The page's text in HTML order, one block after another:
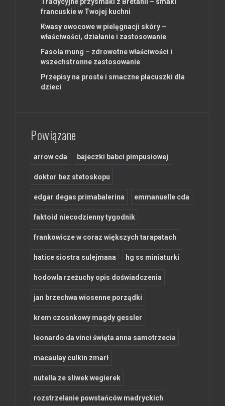
Tradycyjne przysmaki z Bretanii – smaki
francuskie w Twojej kuchni
Kwasy owocowe w pielęgnacji skóry –
właściwości, działanie i zastosowanie
Fasola mung – zdrowotne właściwości i
wszechstronne zastosowanie
Przepisy na proste i smaczne placuszki dla
dzieci
Powiązane
arrow cda bajeczki babci pimpusiowej
doktor bez stetoskopu
edgar degas primabalerina emmanuelle cda
faktoid niecodzienny tygodnik
frankowicze w coraz większych tarapatach
hatice siostra sulejmana hg ss miniaturki
hodowla rzeżuchy opis doświadczenia
jan brzechwa wiosenne porządki
krem czosnkowy magdy gessler
leonardo da vinci święta anna samotrzecia
macaulay culkin zmarł
nutella ze sliwek wegierek
rozstrzelanie powstańców madryckich